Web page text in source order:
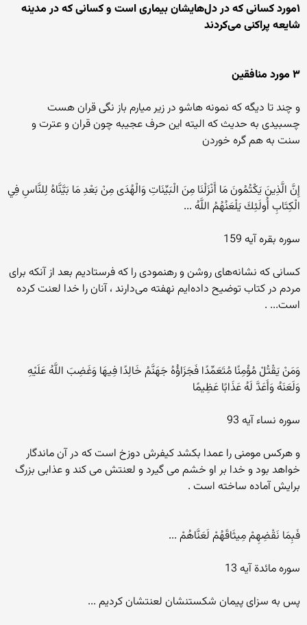
۱مورد کسانی که در دل‌هايشان بيماری است و کسانی که در مدينه
شايعه پراکنی می‌کردند
۳ مورد منافقين
و چند تا دیگه که نمونه هاشو در زیر میارم باز نگی قران هست
چسبیدی به حدیث که الیته این حرف عجیبه چون قران و عترت و
سنت به هم گره خوردن
إِنَّ الَّذِينَ يَكْتُمُونَ مَا أَنْزَلْنَا مِنَ الْبَيِّنَاتِ وَالْهُدَى مِنْ بَعْدِ مَا بَيَّنَّاهُ لِلنَّاسِ فِي
الْكِتَابِ أُولَئِكَ يَلْعَنُهُمُ اللَّهُ ...
سوره بقره آيه 159
کسانی که نشانه‌های روشن و رهنمودی را که فرستاديم بعد از آنکه برای
مردم در کتاب توضيح داده‌ايم نهفته می‌دارند ، آنان را خدا لعنت کرده
است... .
وَمَنْ يَقْتُلْ مُؤْمِنًا مُتَعَمِّدًا فَجَزَاؤُهُ جَهَنَّمُ خَالِدًا فِيهَا وَغَضِبَ اللَّهُ عَلَيْهِ
وَلَعَنَهُ وَأَعَدَّ لَهُ عَذَابًا عَظِيمًا
سوره نساء آيه 93
و هرکس مومنی را عمدا بکشد کيفرش دوزخ است که در آن ماندگار
خواهد بود و خدا بر او خشم می گيرد و لعنتش می کند و عذابی بزرگ
برايش آماده ساخته است .
فَبِمَا نَقْضِهِمْ مِيثَاقَهُمْ لَعَنَّاهُمْ ...
سوره مائدة آيه 13
پس به سزای پيمان‌ شکستنشان لعنتشان کرديم ...